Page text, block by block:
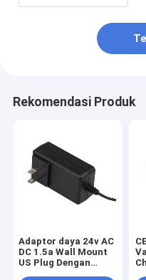
Rekomendasi Produk
Adaptor daya 24v AC
DC 1.5a Wall Mount
US Plug Dengan